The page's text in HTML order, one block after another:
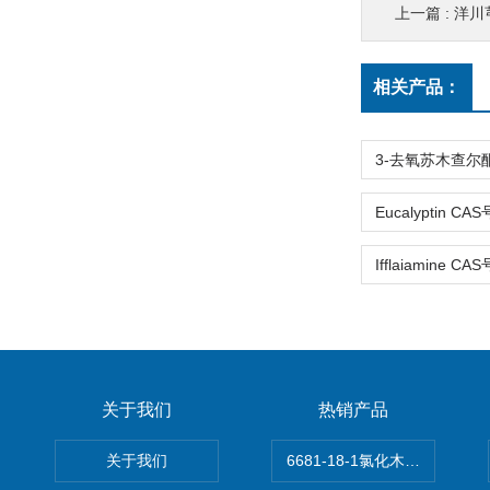
上一篇 : 洋川
相关产品：
关于我们
关于我们
热销产品
6681-18-1氯化木兰花碱